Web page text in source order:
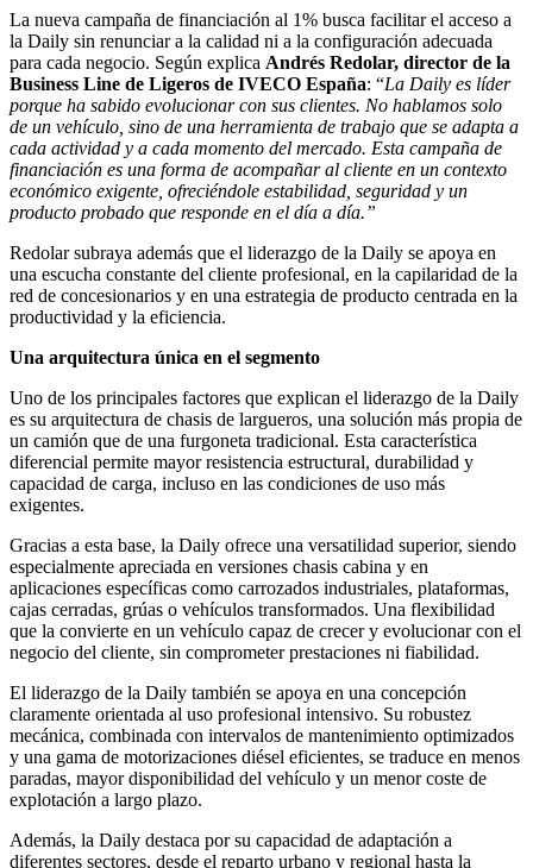
La nueva campaña de financiación al 1% busca facilitar el acceso a
la Daily sin renunciar a la calidad ni a la configuración adecuada
para cada negocio. Según explica Andrés Redolar, director de la
Business Line de Ligeros de IVECO España: “La Daily es líder
porque ha sabido evolucionar con sus clientes. No hablamos solo
de un vehículo, sino de una herramienta de trabajo que se adapta a
cada actividad y a cada momento del mercado. Esta campaña de
financiación es una forma de acompañar al cliente en un contexto
económico exigente, ofreciéndole estabilidad, seguridad y un
producto probado que responde en el día a día.”
Redolar subraya además que el liderazgo de la Daily se apoya en
una escucha constante del cliente profesional, en la capilaridad de la
red de concesionarios y en una estrategia de producto centrada en la
productividad y la eficiencia.
Una arquitectura única en el segmento
Uno de los principales factores que explican el liderazgo de la Daily
es su arquitectura de chasis de largueros, una solución más propia de
un camión que de una furgoneta tradicional. Esta característica
diferencial permite mayor resistencia estructural, durabilidad y
capacidad de carga, incluso en las condiciones de uso más
exigentes.
Gracias a esta base, la Daily ofrece una versatilidad superior, siendo
especialmente apreciada en versiones chasis cabina y en
aplicaciones específicas como carrozados industriales, plataformas,
cajas cerradas, grúas o vehículos transformados. Una flexibilidad
que la convierte en un vehículo capaz de crecer y evolucionar con el
negocio del cliente, sin comprometer prestaciones ni fiabilidad.
El liderazgo de la Daily también se apoya en una concepción
claramente orientada al uso profesional intensivo. Su robustez
mecánica, combinada con intervalos de mantenimiento optimizados
y una gama de motorizaciones diésel eficientes, se traduce en menos
paradas, mayor disponibilidad del vehículo y un menor coste de
explotación a largo plazo.
Además, la Daily destaca por su capacidad de adaptación a
diferentes sectores, desde el reparto urbano y regional hasta la